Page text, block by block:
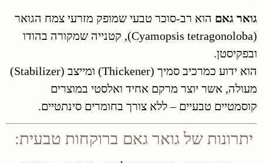
גואר גאם הוא רב-סוכר טבעי שמופק מזרעי צמח הגואר
(Cyamopsis tetragonoloba), קטנייה שמקורה בהודו
ובפקיסטן.
הוא ידוע כמרכיב סמיך (Thickener) ומייצב (Stabilizer)
מעולה, אשר יוצר מרקם אחיד ואלסטי במוצרים
קוסמטיים טבעיים – ללא צורך בחומרים סינתטיים.
יתרונות של גואר גאם ברוקחות טבעית: